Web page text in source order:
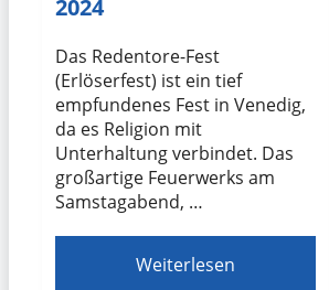
2024
Das Redentore-Fest
(Erlöserfest) ist ein tief
empfundenes Fest in Venedig,
da es Religion mit
Unterhaltung verbindet. Das
großartige Feuerwerks am
Samstagabend, …
Weiterlesen